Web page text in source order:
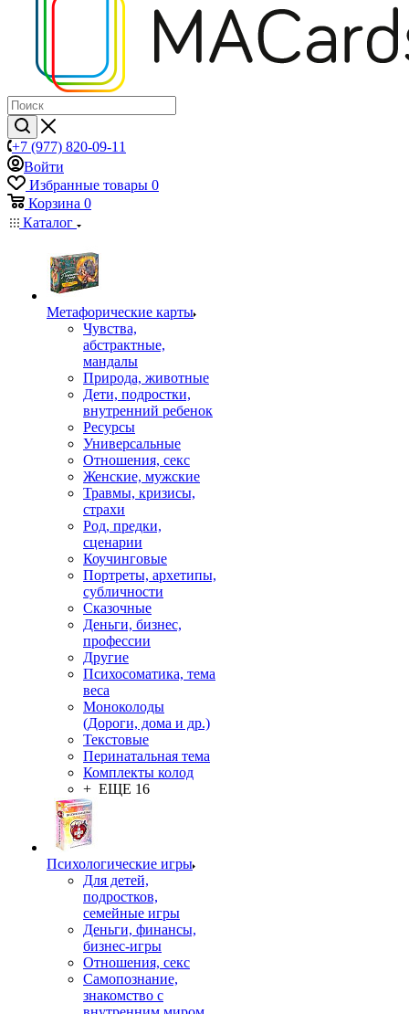
+7 (977) 820-09-11
Войти
Избранные товары 0
Корзина 0
Каталог
Mетафорические карты
Чувства,
абстрактные,
мандалы
Природа, животные
Дети, подростки,
внутренний ребенок
Ресурсы
Универсальные
Отношения, секс
Женские, мужские
Травмы, кризисы,
страхи
Род, предки,
сценарии
Коучинговые
Портреты, архетипы,
субличности
Сказочные
Деньги, бизнес,
профессии
Другие
Психосоматика, тема
веса
Моноколоды
(Дороги, дома и др.)
Текстовые
Перинатальная тема
Комплекты колод
+ ЕЩЕ 16
Психологические игры
Для детей,
подростков,
семейные игры
Деньги, финансы,
бизнес-игры
Отношения, секс
Самопознание,
знакомство с